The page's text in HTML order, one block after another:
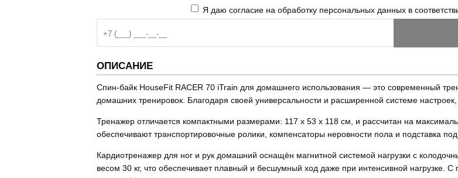
Я даю согласие на обработку персональных данных в
ОПИСАНИЕ
Спин-байк HouseFit RACER 70 iTrain для домашнего использования — это современный
домашних тренировок. Благодаря своей универсальности и расширенной системе
Тренажер отличается компактными размерами: 117 х 53 х 118 см, и рассчитан на
обеспечивают транспортировочные ролики, компенсаторы неровности пола и подставка
Кардиотренажер для ног и рук домашний оснащён магнитной системой нагрузки с
весом 30 кг, что обеспечивает плавный и бесшумный ход даже при интенсивной нагрузке.